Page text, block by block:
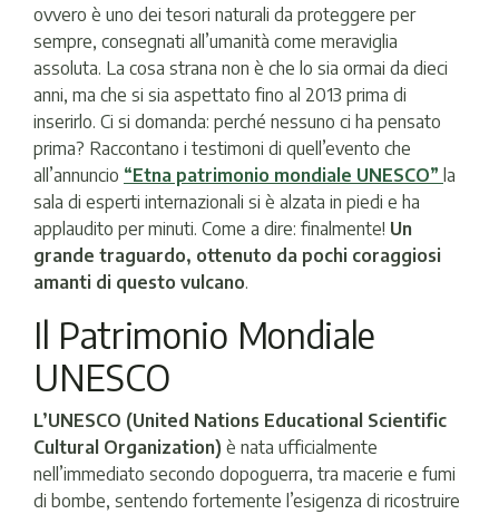
ovvero è uno dei tesori naturali da proteggere per
sempre, consegnati all’umanità come meraviglia
assoluta. La cosa strana non è che lo sia ormai da dieci
anni, ma che si sia aspettato fino al 2013 prima di
inserirlo. Ci si domanda: perché nessuno ci ha pensato
prima? Raccontano i testimoni di quell’evento che
all’annuncio “Etna patrimonio mondiale UNESCO” la
sala di esperti internazionali si è alzata in piedi e ha
applaudito per minuti. Come a dire: finalmente! Un
grande traguardo, ottenuto da pochi coraggiosi
amanti di questo vulcano.
Il Patrimonio Mondiale
UNESCO
L’UNESCO (United Nations Educational Scientific
Cultural Organization) è nata ufficialmente
nell’immediato secondo dopoguerra, tra macerie e fumi
di bombe, sentendo fortemente l’esigenza di ricostruire